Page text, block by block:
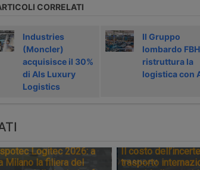
CORRELATI
Industries
(Moncler)
acquisisce il 30%
di Als Luxury
Logistics
Il Gruppo
lombardo FBH
ristruttura la
logistica con
Logitec 2026: a
Milano la filiera del
Il costo
trasporto